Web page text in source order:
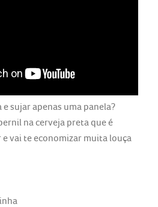
sujar apenas uma panela?
na cerveja preta que é
vai te economizar muita louça